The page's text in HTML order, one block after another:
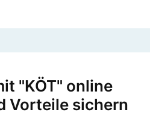
"KÖT" online
Vorteile sichern